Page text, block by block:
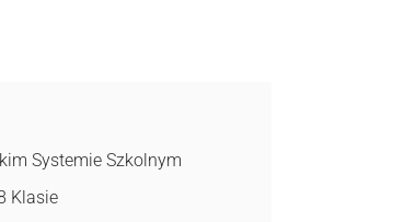
Systemie Szkolnym
Klasie